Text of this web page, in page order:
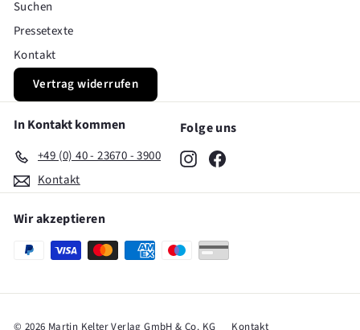
Suchen
Pressetexte
Kontakt
Vertrag widerrufen
In Kontakt kommen
+49 (0) 40 - 23670 - 3900
Kontakt
Folge uns
InstagramFacebook
Wir akzeptieren
© 2026 Martin Kelter Verlag GmbH & Co. KG Kontakt